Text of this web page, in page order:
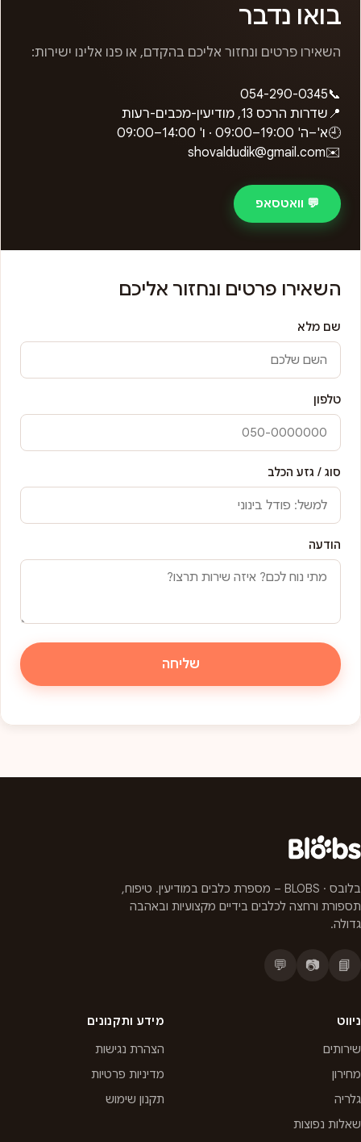
בואו נדבר
השאירו פרטים ונחזור אליכם בהקדם, או פנו אלינו ישירות:
📞
054-290-0345
📍 שדרות הרכס 13, מודיעין-מכבים-רעות
🕘א'–ה' 09:00–19:00 · ו' 09:00–14:00
✉️
shovaldudik@gmail.com
💬 וואטסאפ
השאירו פרטים ונחזור אליכם
שם מלא
טלפון
סוג / גזע הכלב
הודעה
שליחה
בלובס · BLOBS – מספרת כלבים במודיעין. טיפוח,
תספורת ורחצה לכלבים בידיים מקצועיות ובאהבה
גדולה.
📘
📷
💬
ניווט
שירותים
מחירון
גלריה
שאלות נפוצות
מידע ותקנונים
הצהרת נגישות
מדיניות פרטיות
תקנון שימוש